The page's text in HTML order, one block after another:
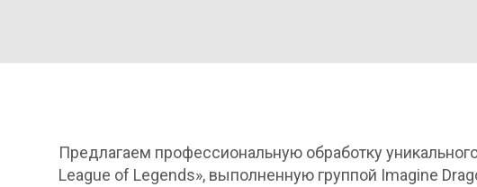
Предлагаем профессиональную обработку
League of Legends», выполненную группой Imagine